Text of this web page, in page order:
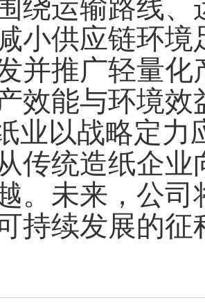
绕运输路线
小供应链环
并推广轻量化
效能与环境效
业以战略定力
传统造纸企业
。未来，公
持续发展的征